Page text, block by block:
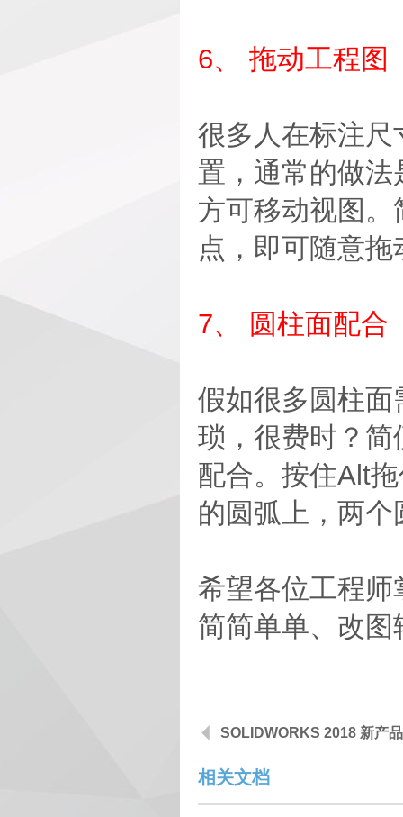
6、 拖动工程图
很多人在标注
置，通常的做
方可移动视图
点，即可随意拖
7、 圆柱面配合
假如很多圆柱
琐，很费时？
配合。按住Alt
的圆弧上，两
希望各位工程
简简单单、改图
SOLIDWORKS 2018 新产
相关文档